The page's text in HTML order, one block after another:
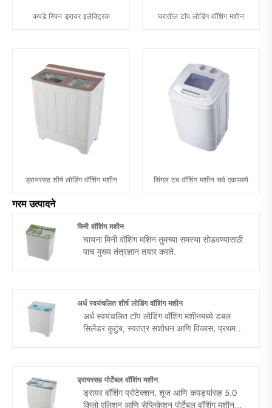
कपडे स्पिन ड्रायर इलेक्ट्रिक घरातील टॉप लोडिंग वॉशिंग मशीन
ड्रायरसह शीर्ष लोडिंग वॉशिंग मशीन सिंगल टब वॉशिंग मशीन सर्व एकामध्ये
गरम उत्पादने
मिनी वॉशिंग मशीन
चायना मिनी वॉशिंग मशिन तुमच्या समस्या सोडवण्यासाठी
पाच मुख्य तंत्रज्ञान तयार करते.
अर्ध स्वयंचलित शीर्ष लोडिंग वॉशिंग मशीन
अर्ध स्वयंचलित टॉप लोडिंग वॉशिंग मशीनमध्ये डबल
सिलेंडर कुटुंब, स्वतंत्र संशोधन आणि विकास, प्रथम
आपल्या वॉशिंग सेफ्टीची काळजी घ्या. भविष्यातील मोठी
क्षमता, एकावेळी कपडे धुणे. सर्जिंग पॉवर, मजबूत
नोटाबंदी. चक्रीवादळ चालू, मजबूत उर्जा, नवीन म्हणून
ड्रायरसह पोर्टेबल वॉशिंग मशीन
ड्रायर वॉशिंग प्रोटेक्शन, शूज आणि कपड्यांसह 5.0
किलो एलिशन आणि सेप्लिकेशन पोर्टेबल वॉशिंग मशीन